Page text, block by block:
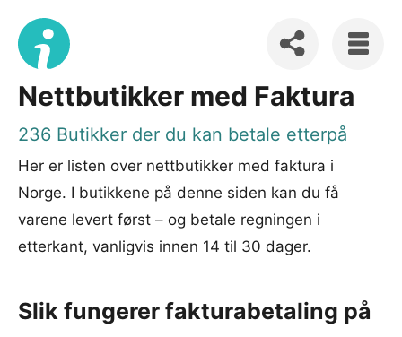
Nettbutikker med Faktura
236 Butikker der du kan betale etterpå
Her er listen over nettbutikker med faktura i
Norge. I butikkene på denne siden kan du få
varene levert først – og betale regningen i
etterkant, vanligvis innen 14 til 30 dager.
Slik fungerer fakturabetaling på